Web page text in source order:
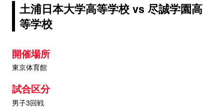
土浦日本大学高等学校 vs 尽誠学園高
等学校
開催場所
東京体育館
試合区分
男子3回戦